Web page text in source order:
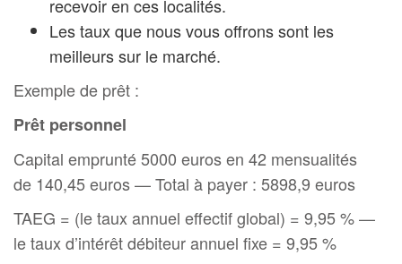
recevoir en ces localités.
Les taux que nous vous offrons sont les
meilleurs sur le marché.
Exemple de prêt :
Prêt personnel
Capital emprunté 5000 euros en 42 mensualités
de 140,45 euros — Total à payer : 5898,9 euros
TAEG = (le taux annuel effectif global) = 9,95 % —
le taux d’intérêt débiteur annuel fixe = 9,95 %